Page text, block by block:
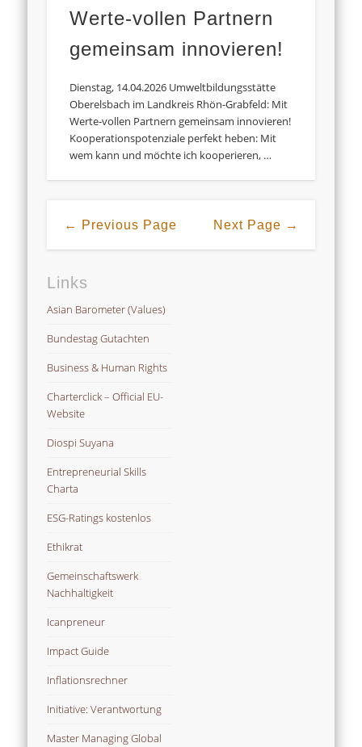
Werte-vollen Partnern
gemeinsam innovieren!
Dienstag, 14.04.2026 Umweltbildungsstätte
Oberelsbach im Landkreis Rhön-Grabfeld: Mit
Werte-vollen Partnern gemeinsam innovieren!
Kooperationspotenziale perfekt heben: Mit
wem kann und möchte ich kooperieren, …
← Previous Page Next Page →
Links
Asian Barometer (Values)
Bundestag Gutachten
Business & Human Rights
Charterclick – Official EU-
Website
Diospi Suyana
Entrepreneurial Skills
Charta
ESG-Ratings kostenlos
Ethikrat
Gemeinschaftswerk
Nachhaltigkeit
Icanpreneur
Impact Guide
Inflationsrechner
Initiative: Verantwortung
Master Managing Global